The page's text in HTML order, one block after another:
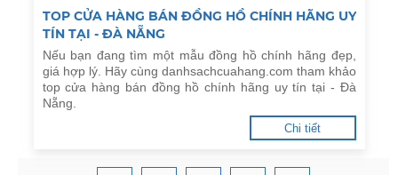
TOP CỬA HÀNG BÁN ĐỒNG HỒ CHÍNH HÃNG UY
TÍN TẠI - ĐÀ NẴNG
Nếu bạn đang tìm một mẫu đồng hồ chính hãng đẹp,
giá hợp lý. Hãy cùng danhsachcuahang.com tham khảo
top cửa hàng bán đồng hồ chính hãng uy tín tại - Đà
Nẵng.
Chi tiết